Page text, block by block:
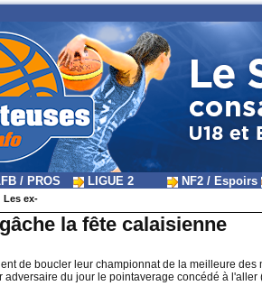
/ PROS LIGUE 2 NF2 / Espoirs
Les ex-
la fête calaisienne
de boucler leur championnat de la meilleure
adversaire du jour le pointaverage concédé à l'aller